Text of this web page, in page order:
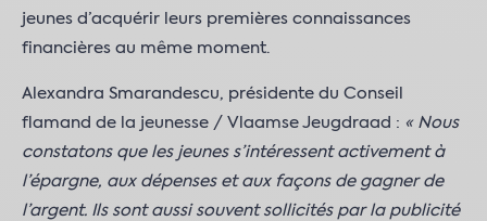
jeunes d’acquérir leurs premières connaissances
financières au même moment.
Alexandra Smarandescu, présidente du Conseil
flamand de la jeunesse / Vlaamse Jeugdraad : « Nous
constatons que les jeunes s’intéressent activement à
l’épargne, aux dépenses et aux façons de gagner de
l’argent. Ils sont aussi souvent sollicités par la publicité